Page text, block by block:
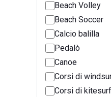
Beach Volley
Beach Soccer
Calcio balilla
Pedalò
Canoe
Corsi di
Corsi di